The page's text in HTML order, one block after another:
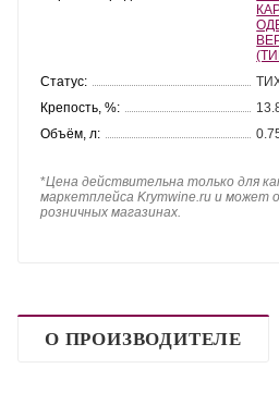
Статус:
Крепость, %:
Объём, л:
*Цена действительна только для
маркетплейса Krymwine.ru и может
розничных магазинах.
О ПРОИЗВОДИТЕЛЕ